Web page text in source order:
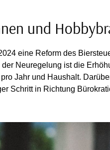
und
eine Reform des
Neuregelung ist die
Jahr und Haushalt.
Schritt in Richtung